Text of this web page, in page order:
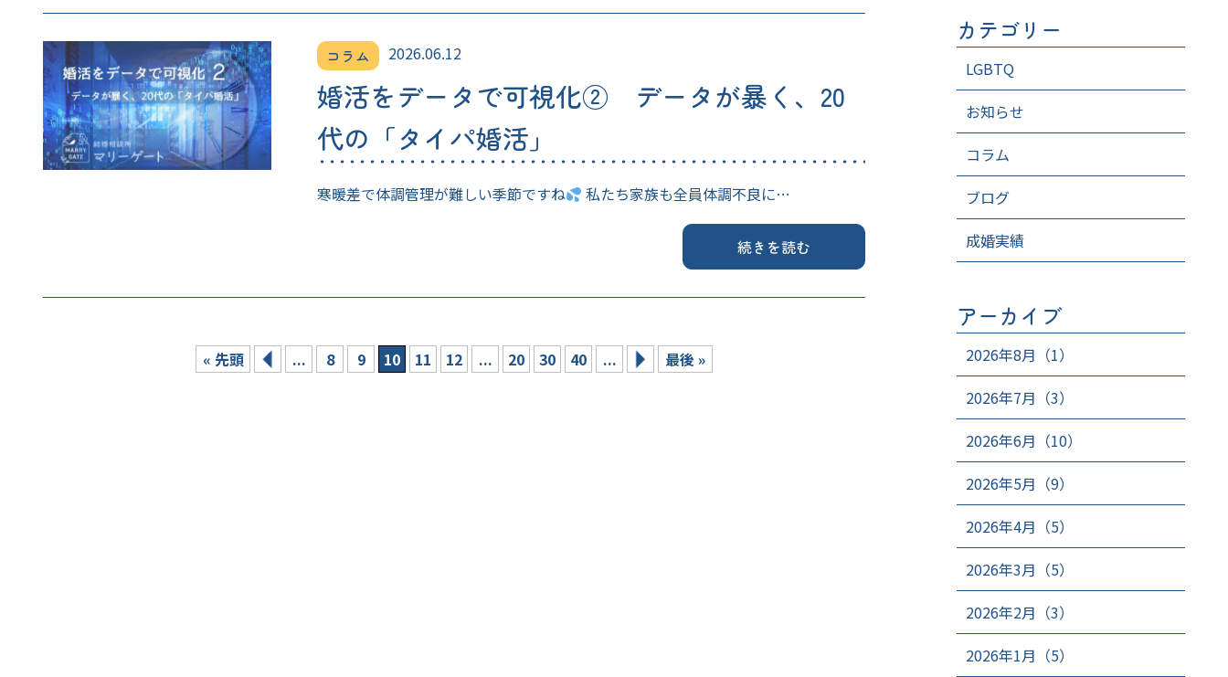
コラム 2026.06.12
婚活をデータで可視化② データが暴く、20
代の「タイパ婚活」
寒暖差で体調管理が難しい季節ですね 私たち家族も全員体調不良に…
続きを読む
« 先頭 ... 8 9 10 11 12 ... 20 30 40 ... 最後 »
カテゴリー
LGBTQ
お知らせ
コラム
ブログ
成婚実績
アーカイブ
2026年8月（1）
2026年7月（3）
2026年6月（10）
2026年5月（9）
2026年4月（5）
2026年3月（5）
2026年2月（3）
2026年1月（5）